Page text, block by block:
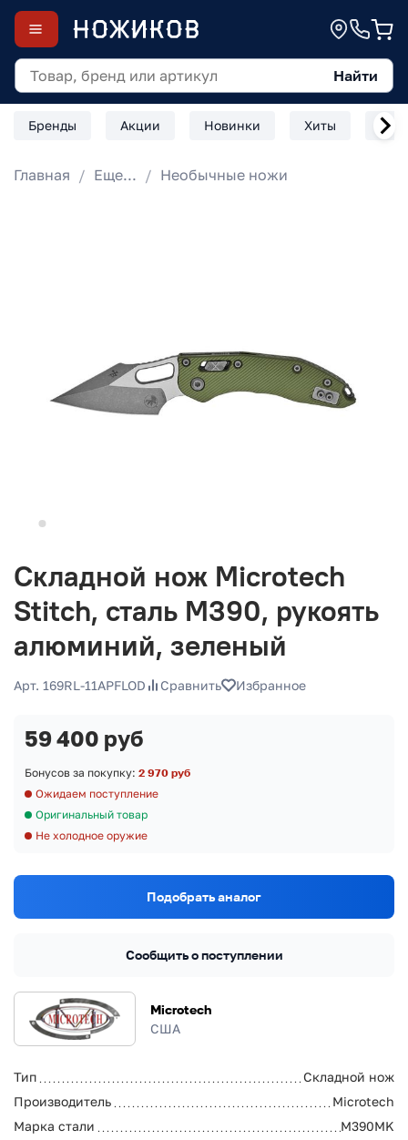
Найти
Бренды Акции Новинки Хиты
Главная Еще... Необычные ножи
Складной нож Microtech
Stitch, сталь М390, рукоять
алюминий, зеленый
Арт. 169RL-11APFLOD Сравнить Избранное
Microtech
США
Тип
Складной нож
Производитель
Microtech
Марка стали
M390MK
59 400 руб
Бонусов за покупку: 2 970 руб
Ожидаем поступление
Оригинальный товар
Не холодное оружие
Подобрать аналог
Сообщить о поступлении